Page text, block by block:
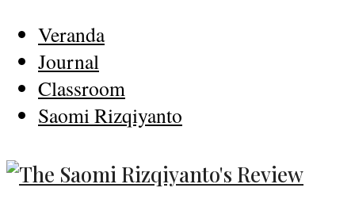
Veranda
Journal
Classroom
Saomi Rizqiyanto